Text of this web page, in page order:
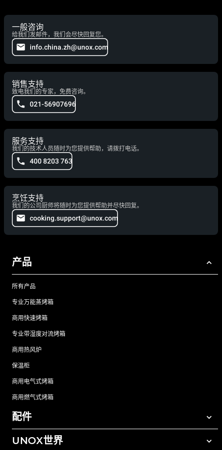
一般咨询
给我们发邮件，我们会尽快回复您。
info.china.zh@unox.com
销售支持
致电我们的专家，免费咨询。
021-56907696
服务支持
我们的技术人员随时为您提供帮助，请拨打电话。
400 8203 763
烹饪支持
我们的公司厨师将随时为您提供帮助并尽快回复。
cooking.support@unox.com
产品
所有产品
专业万能蒸烤箱
商用快速烤箱
专业带湿度对流烤箱
商用热风炉
保温柜
商用电气式烤箱
商用燃气式烤箱
配件
所有配件
UNOX世界